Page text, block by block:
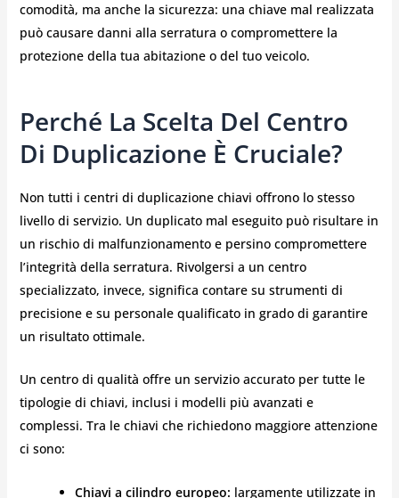
comodità, ma anche la sicurezza: una chiave mal realizzata
può causare danni alla serratura o compromettere la
protezione della tua abitazione o del tuo veicolo.
Perché La Scelta Del Centro
Di Duplicazione È Cruciale?
Non tutti i centri di duplicazione chiavi offrono lo stesso
livello di servizio. Un duplicato mal eseguito può risultare in
un rischio di malfunzionamento e persino compromettere
l’integrità della serratura. Rivolgersi a un centro
specializzato, invece, significa contare su strumenti di
precisione e su personale qualificato in grado di garantire
un risultato ottimale.
Un centro di qualità offre un servizio accurato per tutte le
tipologie di chiavi, inclusi i modelli più avanzati e
complessi. Tra le chiavi che richiedono maggiore attenzione
ci sono:
Chiavi a cilindro europeo: largamente utilizzate in